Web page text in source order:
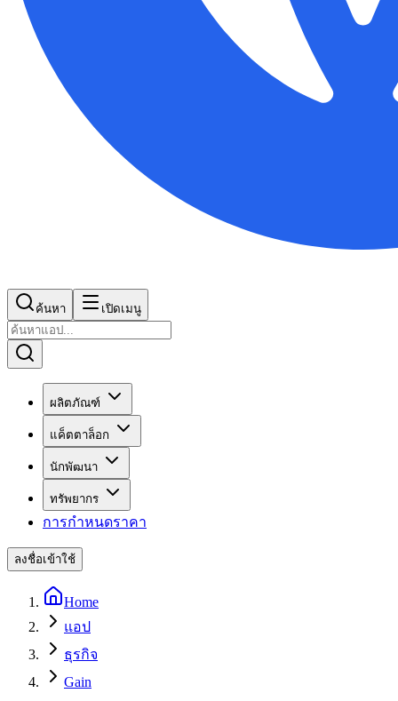
ค้นหา เปิดเมนู
ผลิตภัณฑ์
แค็ตตาล็อก
นักพัฒนา
ทรัพยากร
การกำหนดราคา
ลงชื่อเข้าใช้
Home
แอป
ธุรกิจ
Gain